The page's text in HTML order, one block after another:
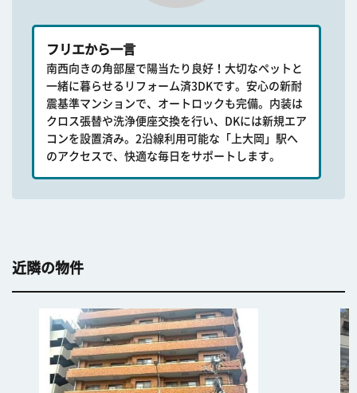
フリエから一言
南西向きの角部屋で陽当たり良好！大切なペットと
一緒に暮らせるリフォーム済3DKです。安心の新耐
震基準マンションで、オートロックも完備。内装は
クロス張替や洗浄便座交換を行い、DKには新規エア
コンを設置済み。2沿線利用可能な「上大岡」駅へ
のアクセスで、快適な毎日をサポートします。
近隣の物件